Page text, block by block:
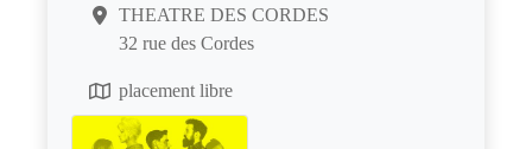
THEATRE DES CORDES
32 rue des Cordes
placement libre